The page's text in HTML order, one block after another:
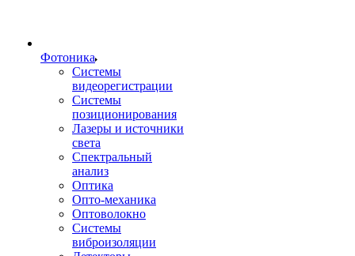
Фотоника
Cистемы
видеорегистрации
Системы
позиционирования
Лазеры и источники
света
Спектральный
анализ
Оптика
Опто-механика
Оптоволокно
Системы
виброизоляции